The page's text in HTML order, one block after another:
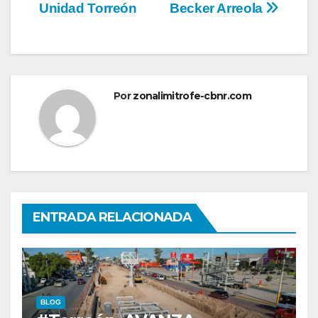
Becker Arreola
Unidad Torreón
Porzonalimitrofe-cbnr.com
ENTRADA RELACIONADA
BLOG